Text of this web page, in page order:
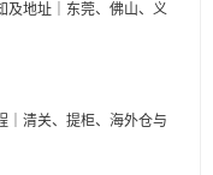
及地址｜东莞、佛山、义
｜清关、提柜、海外仓与